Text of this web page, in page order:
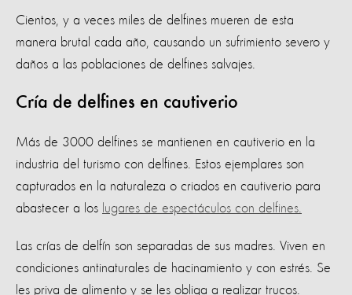
Cientos, y a veces miles de delfines mueren de esta
manera brutal cada año, causando un sufrimiento severo y
daños a las poblaciones de delfines salvajes.
Cría de delfines en cautiverio
Más de 3000 delfines se mantienen en cautiverio en la
industria del turismo con delfines. Estos ejemplares son
capturados en la naturaleza o criados en cautiverio para
abastecer a los lugares de espectáculos con delfines.
Las crías de delfín son separadas de sus madres. Viven en
condiciones antinaturales de hacinamiento y con estrés. Se
les priva de alimento y se les obliga a realizar trucos.